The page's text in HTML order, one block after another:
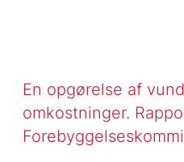
En opgørelse af
omkostninger.